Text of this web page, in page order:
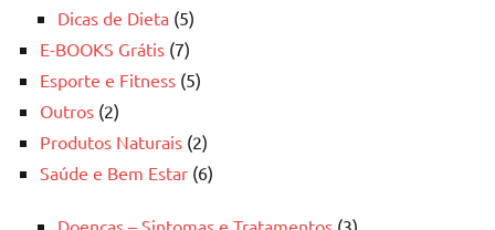
Dicas de Dieta (5)
E-BOOKS Grátis (7)
Esporte e Fitness (5)
Outros (2)
Produtos Naturais (2)
Saúde e Bem Estar (6)